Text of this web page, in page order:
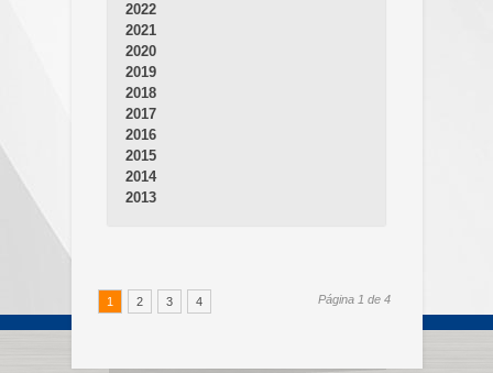
2022
2021
2020
2019
2018
2017
2016
2015
2014
2013
Página 1 de 4
1 2 3 4